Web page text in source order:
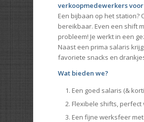
verkoopmedewerkers
Een bijbaan op het station?
bereikbaar. Even een shift
probleem! Je werkt in een
Naast een prima salaris
favoriete snacks en
Wat bieden we?
Een goed salaris (&
Flexibele shifts,
Een fijne werksfeer met